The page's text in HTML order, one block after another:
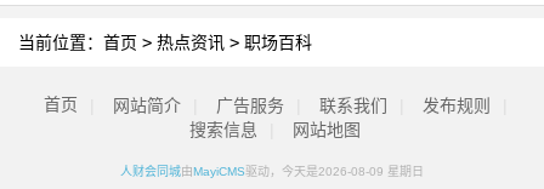
当前位置： 首页 > 热点资讯 > 职场百科
首页 网站简介 广告服务 联系我们 发布规则
搜索信息
网站地图
人财会同城由MayiCMS驱动，今天是2026-08-09 星期日